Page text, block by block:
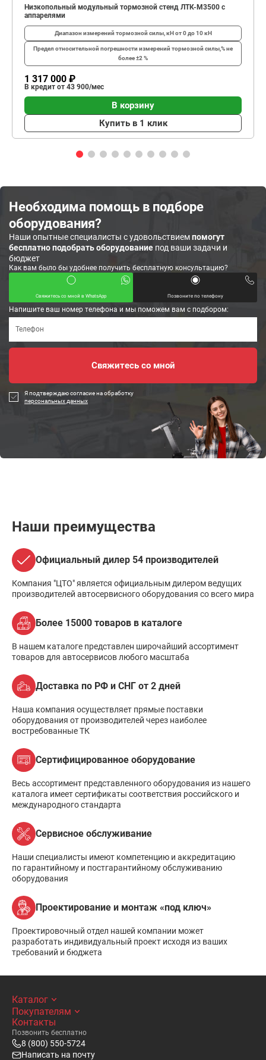
Низкопольный модульный тормозной стенд ЛТК-М3500 с
аппарелями
Диапазон измерений тормозной силы, кНот 0 до 10 кН
Предел относительной погрешности измерений тормозной силы,%не
более ±2 %
1 317 000 ₽
В кредит от 43 900/мес
В корзину
Купить в 1 клик
Необходима помощь в подборе
оборудования?
Наши опытные специалисты с удовольствиемпомогут
бесплатно подобрать оборудование под ваши задачи и
бюджет
Как вам было бы удобнее получить бесплатную консультацию?
Свяжитесь со мной в WhatsApp Позвоните по телефону
Напишите ваш номер телефона и мы поможем вам с подбором:
Я подтверждаю согласие на обработку
персональных данных
Наши преимущества
Официальный дилер 54 производителей
Компания "ЦТО" является официальным дилером ведущих
производителей автосервисного оборудования со всего мира
Более 15000 товаров в каталоге
В нашем каталоге представлен широчайший ассортимент
товаров для автосервисов любого масштаба
Доставка по РФ и СНГ от 2 дней
Наша компания осуществляет прямые поставки
оборудования от производителей через наиболее
востребованные ТК
Сертифицированное оборудование
Весь ассортимент представленного оборудования из нашего
каталога имеет сертификаты соответствия российского и
международного стандарта
Сервисное обслуживание
Наши специалисты имеют компетенцию и аккредитацию
по гарантийному и постгарантийному обслуживанию
оборудования
Проектирование и монтаж «под ключ»
Проектировочный отдел нашей компании может
разработать индивидуальный проект исходя из ваших
требований и бюджета
Каталог
Покупателям
Контакты
Позвонить бесплатно
8 (800) 550-5724
Написать на почту